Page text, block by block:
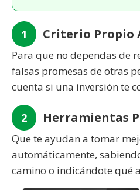
1 Criterio Propio
Para que no dependas de
falsas promesas de otras
cuenta si una inversión te
2 Herramientas
Que te ayudan a tomar
automáticamente,
camino o indicándote qué